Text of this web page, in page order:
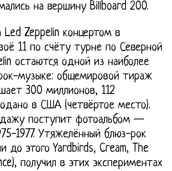
на вершину Billboard 200.
Led Zeppelin концертом в
11 по счёту турне по Северной
остаются одной из наиболее
музыке: общемировой тираж
300 миллионов, 112
в США (четвёртое место).
поступит фотоальбом —
1977. Утяжелённый блюз-рок
до этого Yardbirds, Cream, The
получил в этих экспериментах